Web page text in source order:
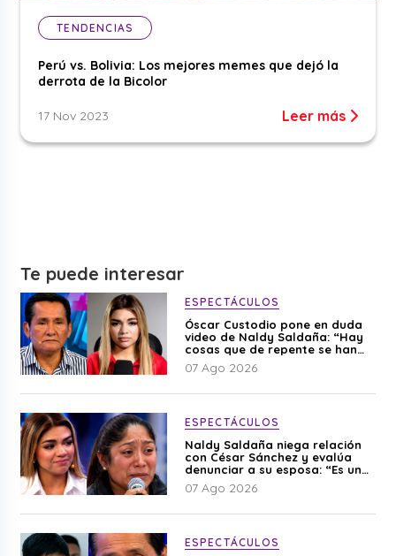
TENDENCIAS
Perú vs. Bolivia: Los mejores memes que dejó la
derrota de la Bicolor
17 Nov 2023 Leer más
Te puede interesar
ESPECTÁCULOS
Óscar Custodio pone en duda
video de Naldy Saldaña: “Hay
cosas que de repente se han
editado”
07 Ago 2026
ESPECTÁCULOS
Naldy Saldaña niega relación
con César Sánchez y evalúa
denunciar a su esposa: “Es una
difamación”
07 Ago 2026
ESPECTÁCULOS